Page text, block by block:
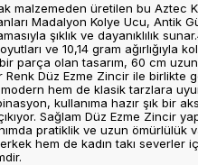
malzemeden üretilen bu Aztec
Madalyon Kolye Ucu, Antik
şıklık ve dayanıklılık
ve 10,14 gram ağırlığıyla
parça olan tasarım, 60 cm
Renk Düz Ezme Zincir ile birlikte
hem de klasik tarzlara
kullanıma hazır şık bir
Sağlam Düz Ezme Zincir
pratiklik ve uzun ömürlülük
hem de kadın takı severler